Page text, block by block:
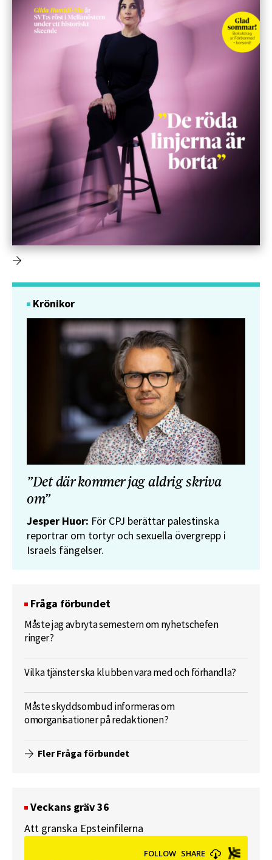
Krönikor
”Det där kommer jag aldrig skriva
om”
Jesper Huor: För CPJ berättar palestinska
reportrar om tortyr och sexuella övergrepp i
Israels fängelser.
Fråga förbundet
Måste jag avbryta semestern om nyhetschefen
ringer?
Vilka tjänster ska klubben vara med och förhandla?
Måste skyddsombud informeras om
omorganisationer på redaktionen?
Fler Fråga förbundet
Veckans gräv 36
Att granska Epsteinfilerna